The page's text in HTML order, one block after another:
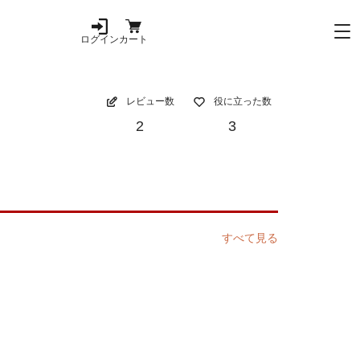
ログインカート
レビュー数
2
役に立った数
3
すべて見る